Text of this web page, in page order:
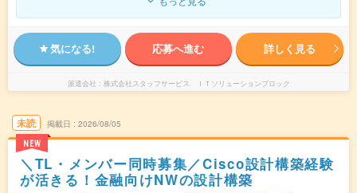
気になる! 応募へ進む 詳しく見る
派遣会社 株式会社スタッフサービス ＩＴソリューションブロック
未読
NEW
掲載日 2026/08/05
＼TL・メンバー同時募集／Cisco設計構築経験
が活きる！金融向けNWの設計構築